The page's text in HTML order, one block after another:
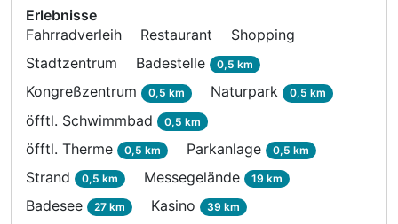
Erlebnisse
Fahrradverleih
Restaurant
Shopping
Stadtzentrum
Badestelle 0,5 km
Kongreßzentrum 0,5 km Naturpark 0,5 km
öfftl. Schwimmbad 0,5 km
öfftl. Therme 0,5 km Parkanlage 0,5 km
Strand 0,5 km Messegelände 19 km
Badesee 27 km Kasino 39 km